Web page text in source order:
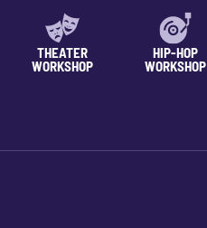
THEATER
WORKSHOP
HIP-HOP
WORKSHOP